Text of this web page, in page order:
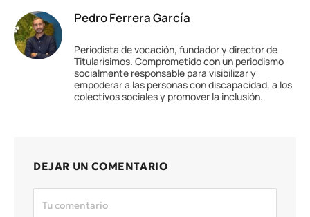
Pedro Ferrera García
Periodista de vocación, fundador y director de
Titularísimos. Comprometido con un periodismo
socialmente responsable para visibilizar y
empoderar a las personas con discapacidad, a los
colectivos sociales y promover la inclusión.
DEJAR UN COMENTARIO